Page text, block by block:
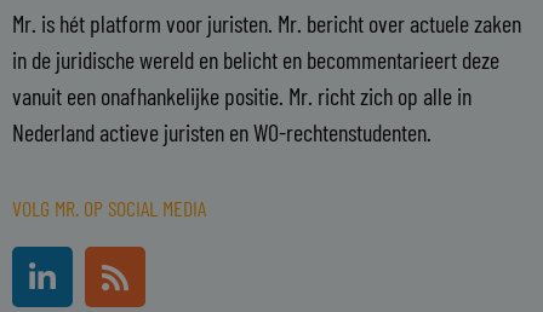
Mr. is hét platform voor juristen. Mr. bericht over actuele zaken
in de juridische wereld en belicht en becommentarieert deze
vanuit een onafhankelijke positie. Mr. richt zich op alle in
Nederland actieve juristen en WO-rechtenstudenten.
VOLG MR. OP SOCIAL MEDIA
L
i
R
s